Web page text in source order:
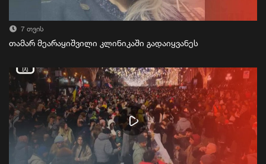
7 თვის
თამარ მეარაყიშვილი კლინიკაში გადაიყვანეს